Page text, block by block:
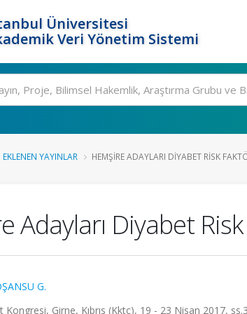
Üniversitesi
Veri Yönetim Sistemi
YAYINLAR HEMŞIRE ADAYLARI DIYABET RISK
Adayları Diyabet
G.
Kongresi, Girne, Kıbrıs (Kktc), 19 - 23 Nisan 2017,